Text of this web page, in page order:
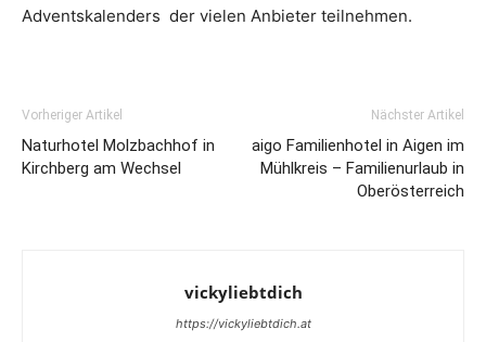
Adventskalenders der vielen Anbieter teilnehmen.
Vorheriger Artikel
Naturhotel Molzbachhof in
Kirchberg am Wechsel
Nächster Artikel
aigo Familienhotel in Aigen im
Mühlkreis – Familienurlaub in
Oberösterreich
vickyliebtdich
https://vickyliebtdich.at